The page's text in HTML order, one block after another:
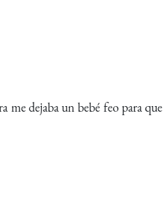
me dejaba un bebé feo para que